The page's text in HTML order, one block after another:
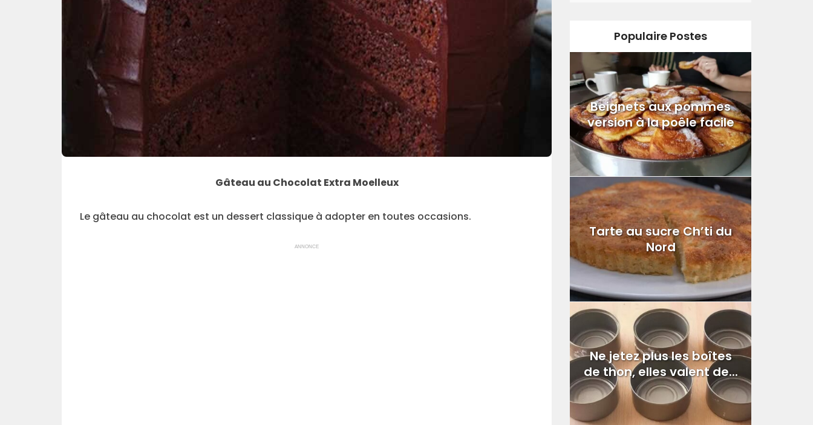
Gâteau au Chocolat Extra Moelleux
Le gâteau au chocolat est un dessert classique à adopter en toutes occasions.
ANNONCE
Populaire Postes
Beignets aux pommes
version à la poêle facile
Tarte au sucre Ch’ti du
Nord
Ne jetez plus les boîtes
de thon, elles valent de...